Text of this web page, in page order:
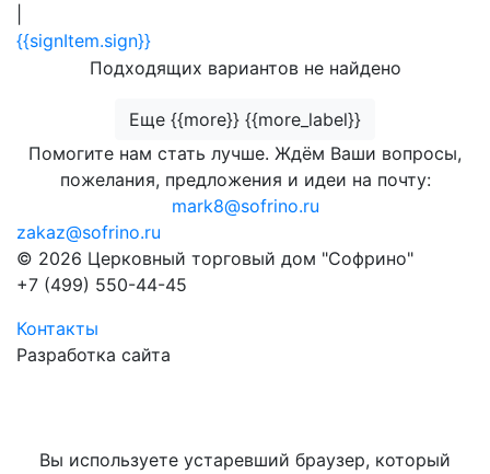
{{signItem.sign}}
Подходящих вариантов не найдено
Еще {{more}} {{more_label}}
Помогите нам стать лучше. Ждём Ваши вопросы,
пожелания, предложения и идеи на почту:
mark8@sofrino.ru
zakaz@sofrino.ru
© 2026 Церковный торговый дом "Софрино"
+7 (499) 550-44-45
Контакты
Разработка сайта
Вы используете устаревший браузер, который